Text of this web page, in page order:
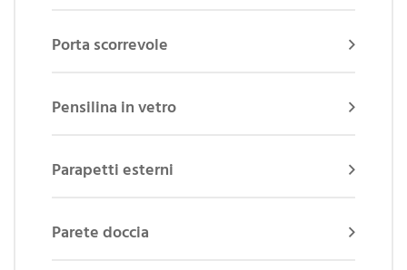
Porta scorrevole
Pensilina in vetro
Parapetti esterni
Parete doccia